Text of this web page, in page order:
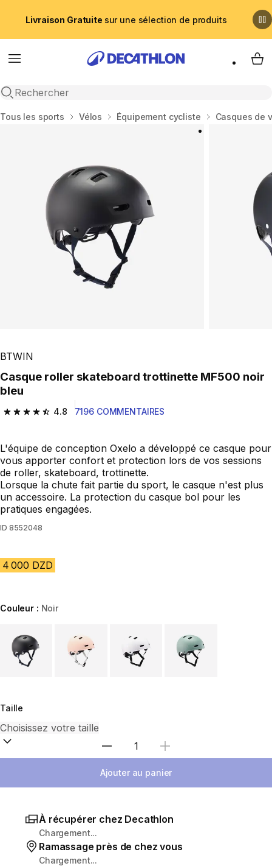
Livraison Gratuite sur une sélection de produits
Menu
Recherche ouverte
My
Accueil
Tous les sports Vélos Équipement cycliste Casques de
BTWIN
Casque roller skateboard trottinette MF500 noir
bleu
4.8
4.8 out of 5 stars from 7196 reviews
7196 COMMENTAIRES
L'équipe de conception Oxelo a développé ce casque pour
vous apporter confort et protection lors de vos sessions
de roller, skateboard, trottinette.
Lorsque la chute fait partie du sport, le casque n'est plus
un accessoire. La protection du casque bol pour les
pratiques engagées.
ID 8552048
4 000 DZD
Couleur : Noir
Taille
Sélectionnez la quantité
Ajouter au panier
À récupérer chez Decathlon
Chargement...
Ramassage près de chez vous
Chargement...